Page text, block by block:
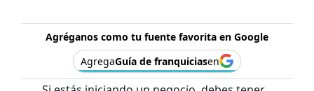
Agréganos como tu fuente favorita en Google
AgregaGuía de franquiciasen